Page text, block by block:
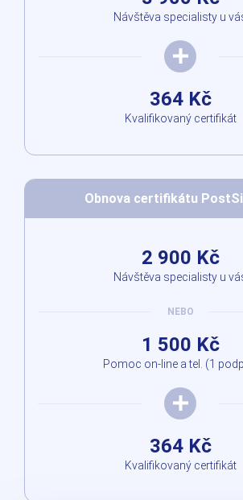
Návštěva specialisty u
364 Kč
Kvalifikovaný certifikát
Obnova certifikátu
2 900 Kč
Návštěva specialisty u
NEBO
1 500 Kč
Pomoc on-line a tel. (1
364 Kč
Kvalifikovaný certifikát